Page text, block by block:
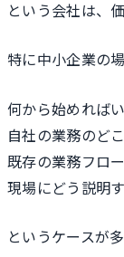
という会社は、
特に中小企業の
何から始めれば
自社の業務のど
既存の業務フロ
現場にどう説明
というケースが